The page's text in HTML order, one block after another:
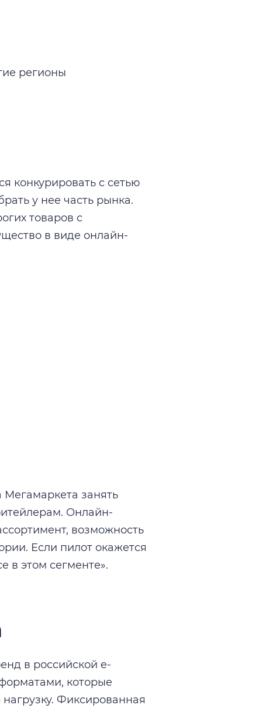
регионы
конкурировать с сетью
у нее часть рынка.
товаров с
в виде онлайн-
занять
Онлайн-
возможность
Если пилот окажется
в этом сегменте».
в российской e-
которые
Фиксированная